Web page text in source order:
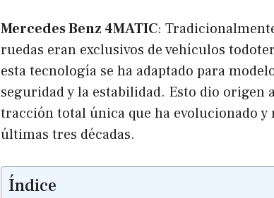
Mercedes Benz 4MATIC:
ruedas eran exclusivos de vehículos
esta tecnología se ha adaptado para
seguridad y la estabilidad. Esto dio origen
tracción total única que ha evolucionado y
últimas tres décadas.
Índice